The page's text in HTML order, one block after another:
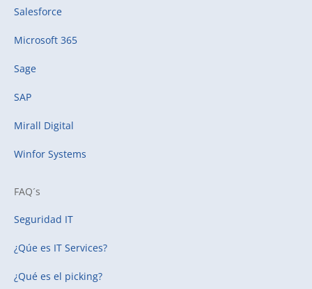
Salesforce
Microsoft 365
Sage
SAP
Mirall Digital
Winfor Systems
FAQ´s
Seguridad IT
¿Qúe es IT Services?
¿Qué es el picking?